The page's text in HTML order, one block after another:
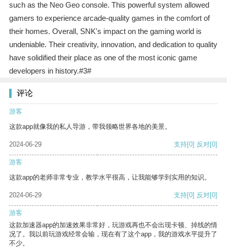
such as the Neo Geo console. This powerful system allowed
gamers to experience arcade-quality games in the comfort of
their homes. Overall, SNK's impact on the gaming world is
undeniable. Their creativity, innovation, and dedication to quality
have solidified their place as one of the most iconic game
developers in history.#3#
评论
游客
这款app就像我的私人导游，带我领略世界各地的美景。
2024-06-29 支持[0] 反对[0]
游客
这款app的老师非常专业，教学水平很高，让我能够学到实用的知识。
2024-06-29 支持[0] 反对[0]
游客
这款加速器app的加速效果非常好，玩游戏再也不会出现卡顿、掉线的情
况了。我以前玩游戏经常会输，现在有了这个app，我的游戏水平提升了
不少。